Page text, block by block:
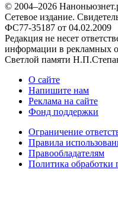
© 2004–2026
Сетевое издание.
ФС77-35187 от 04.02.2009
Редакция не несет
информации в рекламных
Светлой памяти
О сайте
Напишите нам
Реклама на сайте
Фонд поддержки
Ограничение
Правила
Правообладателям
Политика обработки